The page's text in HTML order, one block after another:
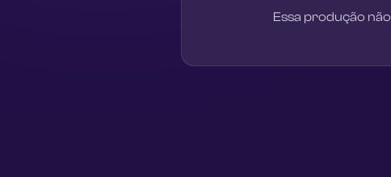
Essa produção